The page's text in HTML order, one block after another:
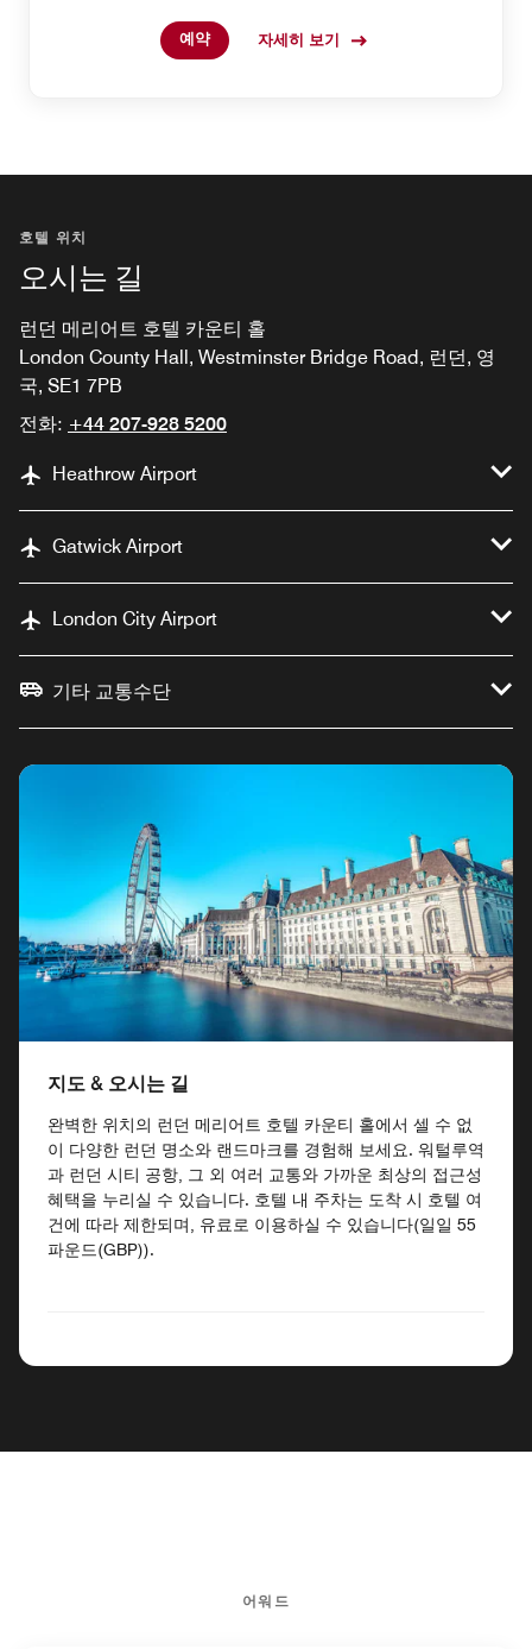
예약 자세히 보기
호텔 위치
오시는 길
런던 메리어트 호텔 카운티 홀
London County Hall, Westminster Bridge Road, 런던, 영
국, SE1 7PB
전화: +44 207-928 5200
Heathrow Airport
Gatwick Airport
London City Airport
기타 교통수단
지도 & 오시는 길
완벽한 위치의 런던 메리어트 호텔 카운티 홀에서 셀 수 없
이 다양한 런던 명소와 랜드마크를 경험해 보세요. 워털루역
과 런던 시티 공항, 그 외 여러 교통와 가까운 최상의 접근성
혜택을 누리실 수 있습니다. 호텔 내 주차는 도착 시 호텔 여
건에 따라 제한되며, 유료로 이용하실 수 있습니다(일일 55
파운드(GBP)).
어워드